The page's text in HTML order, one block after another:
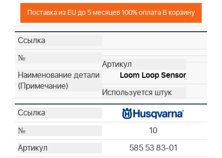
Поставка из EU до 5 месяцев 100% оплата В корзину
Loom Loop Sensor
10
585 53 83-01